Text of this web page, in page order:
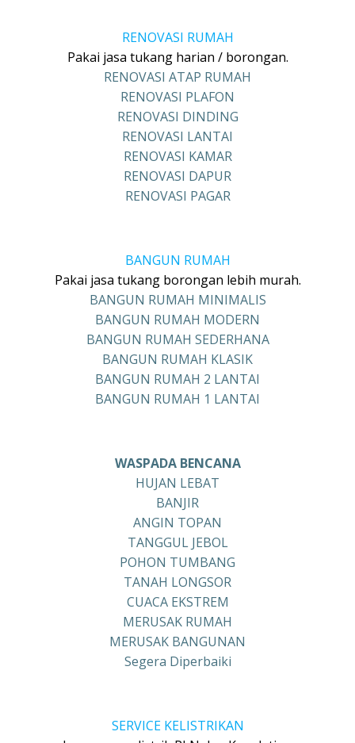
RENOVASI RUMAH
Pakai jasa tukang harian / borongan.
RENOVASI ATAP RUMAH
RENOVASI PLAFON
RENOVASI DINDING
RENOVASI LANTAI
RENOVASI KAMAR
RENOVASI DAPUR
RENOVASI PAGAR
BANGUN RUMAH
Pakai jasa tukang borongan lebih murah.
BANGUN RUMAH MINIMALIS
BANGUN RUMAH MODERN
BANGUN RUMAH SEDERHANA
BANGUN RUMAH KLASIK
BANGUN RUMAH 2 LANTAI
BANGUN RUMAH 1 LANTAI
WASPADA BENCANA
HUJAN LEBAT
BANJIR
ANGIN TOPAN
TANGGUL JEBOL
POHON TUMBANG
TANAH LONGSOR
CUACA EKSTREM
MERUSAK RUMAH
MERUSAK BANGUNAN
Segera Diperbaiki
SERVICE KELISTRIKAN